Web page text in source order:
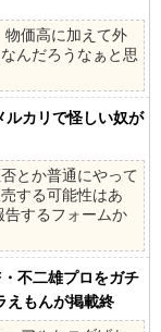
価高に加えて外
んだろうなぁと思
ルカリで怪しい奴が
とか普通にやって
する可能性はあ
告するフォームか
不二雄プロをガチ
えもんが掲載終
なってしまう